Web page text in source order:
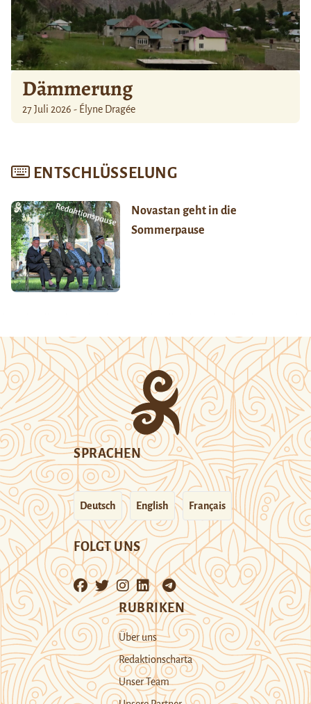
Dämmerung
27 Juli 2026 - Élyne Dragée
ENTSCHLÜSSELUNG
Novastan geht in die
Sommerpause
SPRACHEN
Deutsch English Français
FOLGT UNS
RUBRIKEN
Über uns
Redaktionscharta
Unser Team